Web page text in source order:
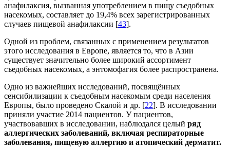
анафилаксия, вызванная употреблением в пищу съедобных
насекомых, составляет до 19,4% всех зарегистрированных
случаев пищевой анафилаксии [43].
Одной из проблем, связанных с применением результатов
этого исследования в Европе, является то, что в Азии
существует значительно более широкий ассортимент
съедобных насекомых, а энтомофагия более распространена.
Одно из важнейших исследований, посвящённых
сенсибилизации к съедобным насекомым среди населения
Европы, было проведено Скалой и др. [22]. В исследовании
приняли участие 2014 пациентов. У пациентов,
участвовавших в исследовании, наблюдался целый ряд
аллергических заболеваний, включая респираторные
заболевания, пищевую аллергию и атопический дерматит.